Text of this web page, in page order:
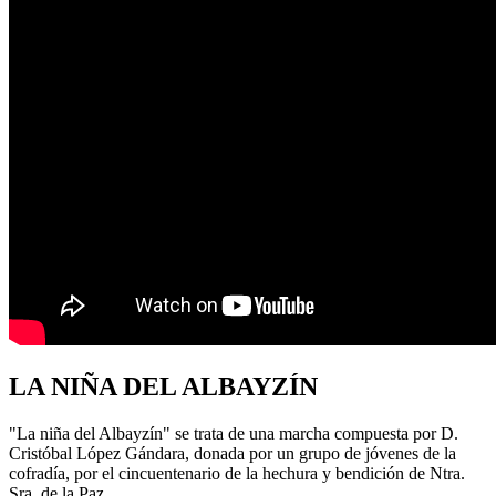
LA NIÑA DEL ALBAYZÍN
"La niña del Albayzín" se trata de una marcha compuesta por D.
Cristóbal López Gándara, donada por un grupo de jóvenes de la
cofradía, por el cincuentenario de la hechura y bendición de Ntra.